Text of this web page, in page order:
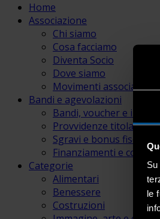
le
Home
Associazione
Chi siamo
Cosa facciamo
Diventa Socio
Dove siamo
Movimenti associativi
Bandi e agevolazioni
Bandi, voucher e incentivi
Provvidenze titolari e
Sgravi e bonus fiscali
Finanziamenti e
Categorie
Alimentari
Benessere
Costruzioni